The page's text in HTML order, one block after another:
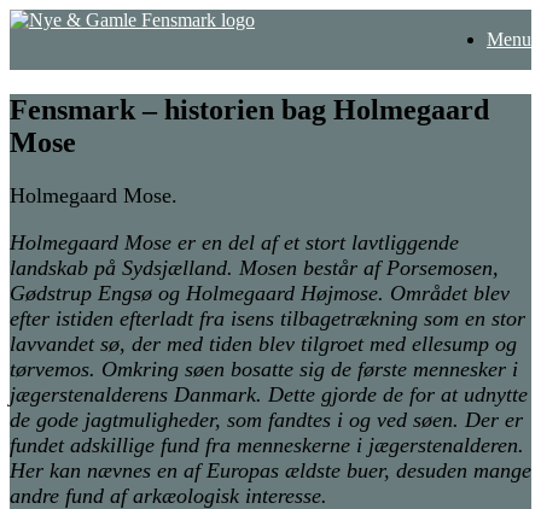
Gå
Menu
Fensmark – historien bag Holmegaard
Mose
Holmegaard Mose.
Holmegaard Mose er en del af et stort lavtliggende
landskab på Sydsjælland. Mosen består af Porsemosen,
Gødstrup Engsø og Holmegaard Højmose. Området blev
efter istiden efterladt fra isens tilbagetrækning som en stor
lavvandet sø, der med tiden blev tilgroet med ellesump og
tørvemos. Omkring søen bosatte sig de første mennesker i
jægerstenalderens Danmark. Dette gjorde de for at udnytte
de gode jagtmuligheder, som fandtes i og ved søen. Der er
fundet adskillige fund fra menneskerne i jægerstenalderen.
Her kan nævnes en af Europas ældste buer, desuden mange
andre fund af arkæologisk interesse.